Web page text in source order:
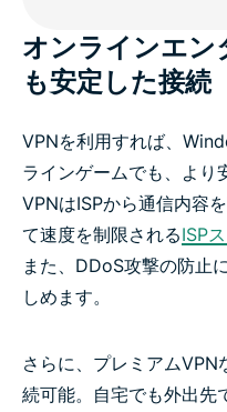
オンラインエン
も安定した接続
VPNを利用すれば、
ラインゲームでも、より
VPNはISPから通信内容
て速度を制限されるISP
また、DDoS攻撃の防止
しめます。
さらに、プレミアムVPN
続可能。自宅でも外出先